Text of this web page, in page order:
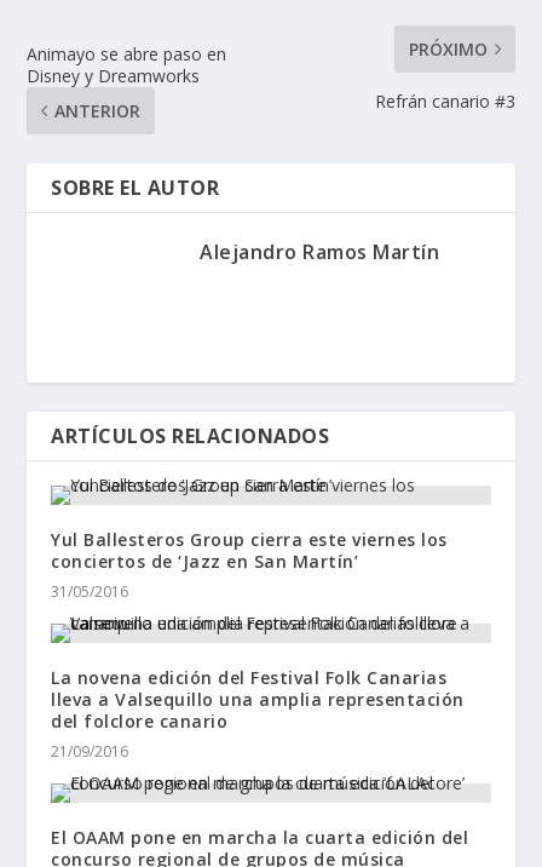
Animayo se abre paso en
Disney y Dreamworks
ANTERIOR
PRÓXIMO
Refrán canario #3
SOBRE EL AUTOR
Alejandro Ramos Martín
ARTÍCULOS RELACIONADOS
Yul Ballesteros Group cierra este viernes los
conciertos de ‘Jazz en San Martín’
31/05/2016
La novena edición del Festival Folk Canarias
lleva a Valsequillo una amplia representación
del folclore canario
21/09/2016
El OAAM pone en marcha la cuarta edición del
concurso regional de grupos de música